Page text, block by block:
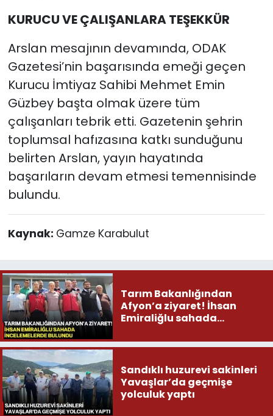
KURUCU VE ÇALIŞANLARA TEŞEKKÜR
Arslan mesajının devamında, ODAK
Gazetesi’nin başarısında emeği geçen
Kurucu İmtiyaz Sahibi Mehmet Emin
Güzbey başta olmak üzere tüm
çalışanları tebrik etti. Gazetenin şehrin
toplumsal hafızasına katkı sunduğunu
belirten Arslan, yayın hayatında
başarıların devam etmesi temennisinde
bulundu.
Kaynak: Gamze Karabulut
Tarım Bakanlığından
Afyon’a ziyaret! İhsan
Emiraliğlu sahada
Sandıklı huzurevi sakinleri
Yavaşlar’da geçmişe
yolculuk yaptı